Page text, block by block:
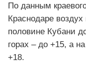
По данным
Краснодаре воздух
половине Кубани
горах – до +15, а
+18.